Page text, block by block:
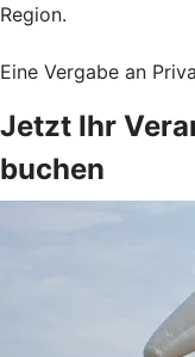
Region.
Eine Vergabe an
Jetzt Ihr
buchen